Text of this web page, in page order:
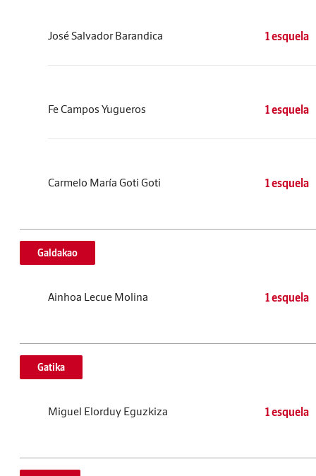
José Salvador Barandica 1 esquela
Fe Campos Yugueros 1 esquela
Carmelo María Goti Goti 1 esquela
Galdakao
Ainhoa Lecue Molina 1 esquela
Gatika
Miguel Elorduy Eguzkiza 1 esquela